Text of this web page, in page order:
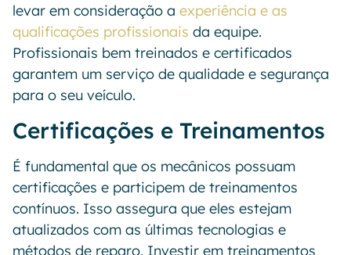
levar em consideração a experiência e as
qualificações profissionais da equipe.
Profissionais bem treinados e certificados
garantem um serviço de qualidade e segurança
para o seu veículo.
Certificações e Treinamentos
É fundamental que os mecânicos possuam
certificações e participem de treinamentos
contínuos. Isso assegura que eles estejam
atualizados com as últimas tecnologias e
métodos de reparo. Investir em treinamentos